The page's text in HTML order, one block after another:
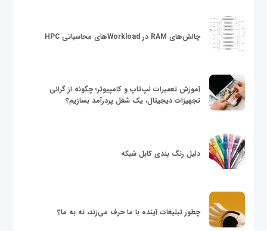
چالش‌های RAM در Workloadهای محاسباتی HPC
آموزش تعمیرات لپ‌تاپ و کامپیوتر؛ چگونه از گرانی
تجهیزات دیجیتال، یک شغل پردرآمد بسازیم؟
دلیل رنگ بندی کابل شبکه
چطور تبلیغات آینده با ما حرف می‌زند، نه به ما؟